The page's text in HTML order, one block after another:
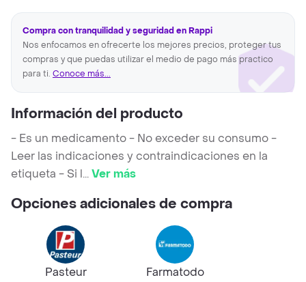
Compra con tranquilidad y seguridad en Rappi
Nos enfocamos en ofrecerte los mejores precios, proteger tus
compras y que puedas utilizar el medio de pago más practico
para ti. Conoce más...
Información del producto
- Es un medicamento - No exceder su consumo -
Leer las indicaciones y contraindicaciones en la
etiqueta - Si l...Ver más
Opciones adicionales de compra
Pasteur
Farmatodo